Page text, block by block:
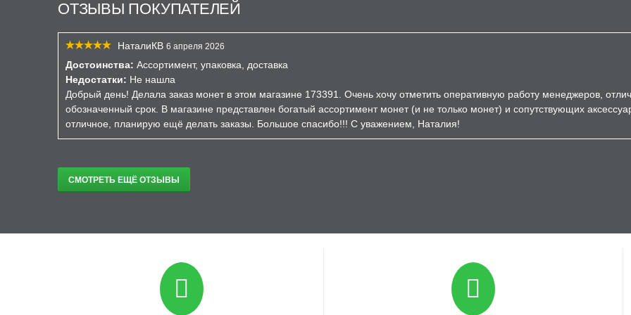
ОТЗЫВЫ ПОКУПАТЕЛЕЙ
НаталиКВ 6 апреля 2026
Достоинства: Ассортимент, упаковка, доставка
Недостатки: Не нашла
Добрый день! Делала заказ монет в этом магазине 173391. Очень хочу отметить оперативную работу менеджеров,
обозначенный срок. В магазине представлен богатый ассортимент монет (и не только монет) и сопутствующих
отличное, планирую ещё делать заказы. Большое спасибо!!! С уважением, Наталия!
СМОТРЕТЬ ЕЩЁ ОТЗЫВЫ